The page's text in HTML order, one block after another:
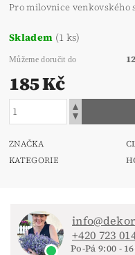
Pro milovnice venkovského
Skladem (1 ks)
Můžeme doručit do
185 Kč
ZNAČKA
KATEGORIE
+420 723
Po-Pá 9:00 -